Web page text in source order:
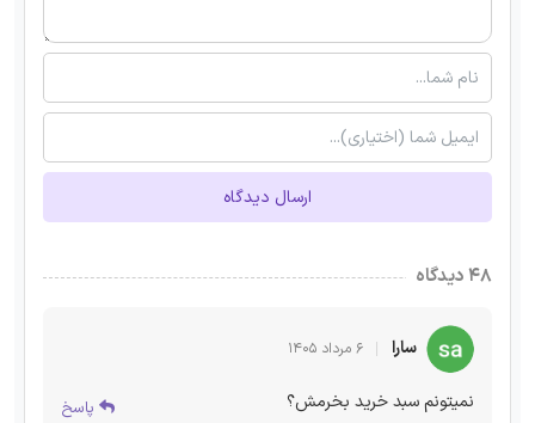
ارسال دیدگاه
۴۸ دیدگاه
سارا ۶ مرداد ۱۴۰۵
نمیتونم سبد خرید بخرمش؟ پاسخ